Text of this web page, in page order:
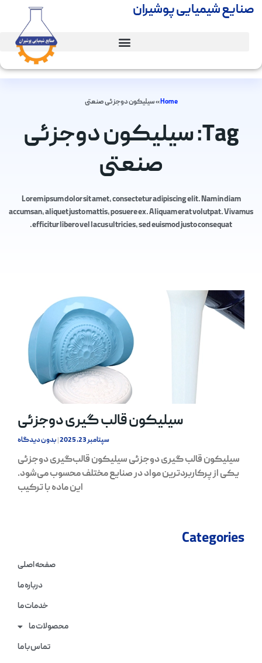
صنایع شیمیایی پوشیران
Home
»سیلیکون دوجزئی صنعتی
Tag: سیلیکون دوجزئی
صنعتی
Lorem ipsum dolor sit amet, consectetur adipiscing elit. Nam in diam
accumsan, aliquet justo mattis, posuere ex. Aliquam erat volutpat. Vivamus
efficitur libero vel lacus ultricies, sed euismod justo consequat.
سیلیکون قالب گیری دوجزئی
سپتامبر 23, 2025 بدون دیدگاه
سیلیکون قالب گیری دوجزئی سیلیکون قالب‌گیری دوجزئی
یکی از پرکاربردترین مواد در صنایع مختلف محسوب می‌شود.
این ماده با ترکیب
Categories
صفحه اصلی
درباره ما
خدمات ما
محصولات ما
تماس با ما